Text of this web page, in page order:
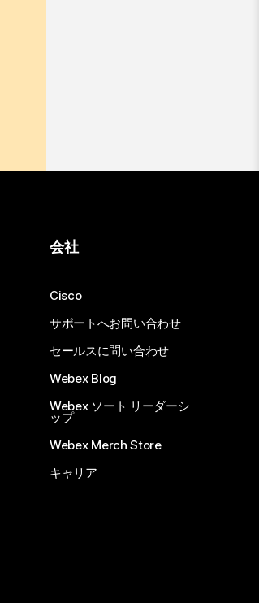
会社
Cisco
サポートへお問い合わせ
セールスに問い合わせ
Webex Blog
Webex ソート リーダーシ
ップ
Webex Merch Store
キャリア